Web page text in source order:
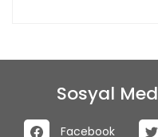
Sosyal
Facebook